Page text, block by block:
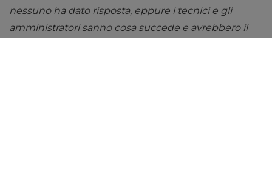
nessuno ha dato risposta, eppure i tecnici e gli
amministratori sanno cosa succede e avrebbero il